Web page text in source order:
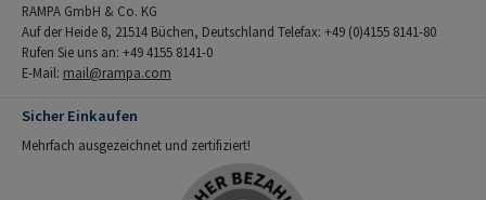
RAMPA GmbH & Co. KG
Auf der Heide 8, 21514 Büchen, Deutschland Telefax: +49 (0)4155 8141-80
Rufen Sie uns an: +49 4155 8141-0
E-Mail: mail@rampa.com
Sicher Einkaufen
Mehrfach ausgezeichnet und zertifiziert!